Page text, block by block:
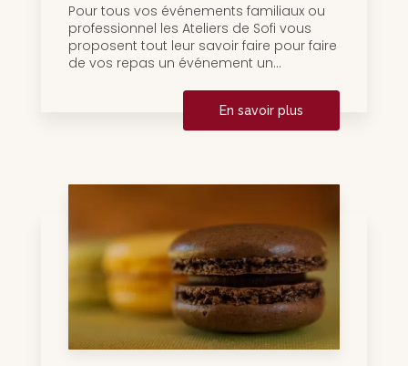
Pour tous vos événements familiaux ou
professionnel les Ateliers de Sofi vous
proposent tout leur savoir faire pour faire
de vos repas un événement un...
En savoir plus